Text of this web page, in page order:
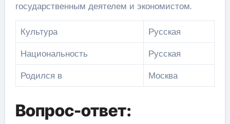
государственным деятелем и экономистом.
Культура
Русская
Национальность
Русская
Родился в
Москва
Вопрос-ответ: